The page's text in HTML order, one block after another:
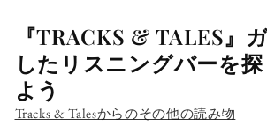
『TRACKS & TALES』
したリスニングバーを
よう
Tracks & Talesからのその他の読み物